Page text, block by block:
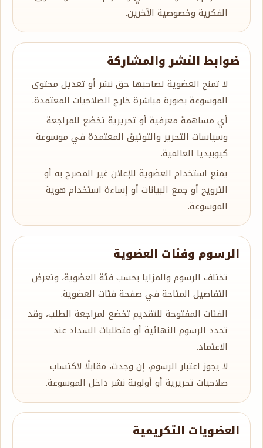
الفكرية وخصوصية الآخرين.
ضوابط النشر والمشاركة
لا تمنح العضوية لصاحبها حق نشر أو تعديل محتوى
الموسوعة بصورة مباشرة خارج الصلاحيات المعتمدة.
أي مساهمة معرفية أو تحريرية تخضع للمراجعة
وسياسات التحرير والتوثيق المعتمدة في موسوعة
كيوبيديا العالمية.
يمنع استخدام العضوية للإعلان غير المصرح به أو
الترويج أو جمع البيانات أو إساءة استخدام هوية
الموسوعة.
الرسوم وفئات العضوية
تختلف الرسوم والمزايا بحسب فئة العضوية، وتعرض
التفاصيل المتاحة في صفحة فئات العضوية.
الفئات المفتوحة للتقديم تخضع لمراجعة الطلب، وقد
تحدد الرسوم النهائية أو متطلبات السداد عند
الاعتماد.
لا يجوز اعتبار الرسوم، إن وجدت، مقابلًا لاكتساب
صلاحيات تحريرية أو أولوية نشر داخل الموسوعة.
العضويات التكريمية